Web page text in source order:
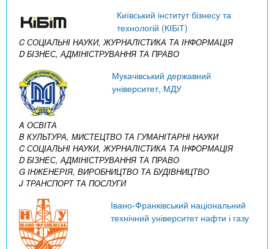
Київський інститут бізнесу та
технологій (КІБіТ)
C СОЦІАЛЬНІ НАУКИ, ЖУРНАЛІСТИКА ТА ІНФОРМАЦІЯ
D БІЗНЕС, АДМІНІСТРУВАННЯ ТА ПРАВО
Мукачівський державний
університет, МДУ
A ОСВІТА
B КУЛЬТУРА, МИСТЕЦТВО ТА ГУМАНІТАРНІ НАУКИ
C СОЦІАЛЬНІ НАУКИ, ЖУРНАЛІСТИКА ТА ІНФОРМАЦІЯ
D БІЗНЕС, АДМІНІСТРУВАННЯ ТА ПРАВО
G ІНЖЕНЕРІЯ, ВИРОБНИЦТВО ТА БУДІВНИЦТВО
J ТРАНСПОРТ ТА ПОСЛУГИ
Івано-Франківський національний
технічний університет нафти і газу